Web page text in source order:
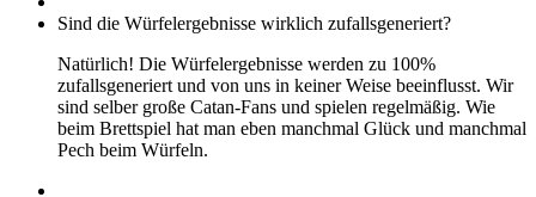
Sind die Würfelergebnisse wirklich zufallsgeneriert?
Natürlich! Die Würfelergebnisse werden zu 100%
zufallsgeneriert und von uns in keiner Weise beeinflusst. Wir
sind selber große Catan-Fans und spielen regelmäßig. Wie
beim Brettspiel hat man eben manchmal Glück und manchmal
Pech beim Würfeln.